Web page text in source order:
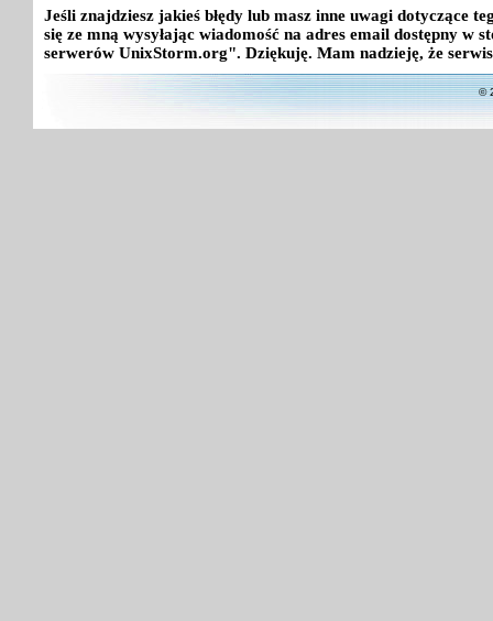
Jeśli znajdziesz jakieś błędy lub masz inne uwagi dotyczące
się ze mną wysyłając wiadomość na adres email dostępny
serwerów UnixStorm.org". Dziękuję. Mam nadzieję, że
©